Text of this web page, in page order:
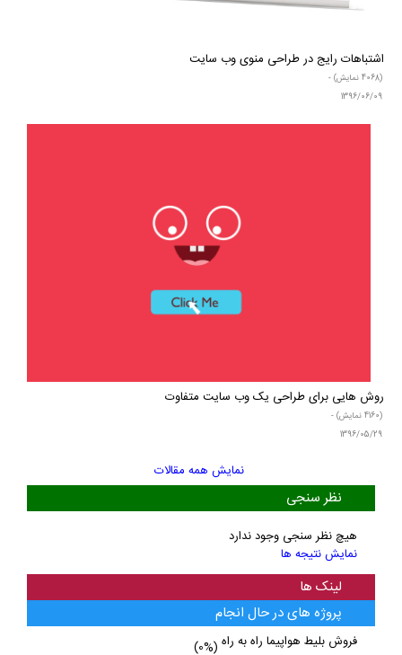
اشتباهات رایج در طراحی منوی وب سایت
(4068 نمایش) -
1396/06/09
روش هایی برای طراحی یک وب سایت متفاوت
(4160 نمایش) -
1396/05/29
نمایش همه مقالات
نظر سنجی
هیچ نظر سنجی وجود ندارد
نمایش نتیجه ها
لینک ها
پروژه های در حال انجام
فروش بلیط هواپیما راه به راه (0%)